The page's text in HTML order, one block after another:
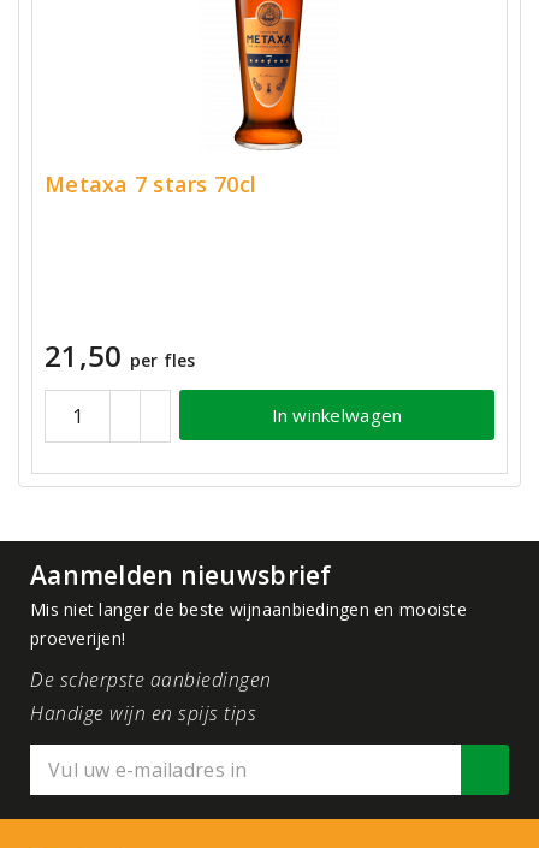
Metaxa 7 stars 70cl
21,50 per fles
In winkelwagen
Aanmelden nieuwsbrief
Mis niet langer de beste wijnaanbiedingen en mooiste
proeverijen!
De scherpste aanbiedingen
Handige wijn en spijs tips